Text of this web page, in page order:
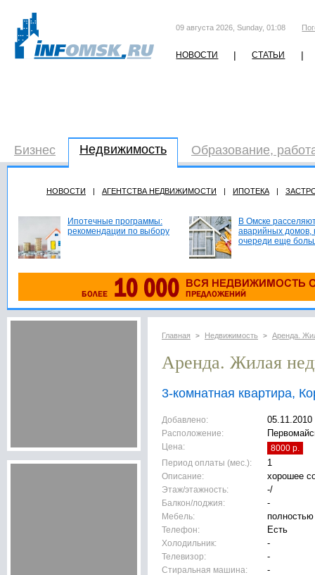
09 августа 2026, Sunday, 01:08
НОВОСТИ | СТАТЬИ |
Бизнес Недвижимость Образование,
НОВОСТИ | АГЕНТСТВА НЕДВИЖИМОСТИ | ИПОТЕКА |
Ипотечные программы:
рекомендации по выбору
В Омске
аварийных домов,
очереди еще
Главная > Недвижимость > Аренда.
Аренда. Жилая
3-комнатная квартира,
Добавлено:
05.11.2010
Расположение:
Цена:
8000 р.
Период оплаты (мес.):
1
Описание:
хорошее
Этаж/этажность:
-/
Балкон/лоджия:
-
Мебель:
полностью
Телефон:
Есть
Холодильник:
-
Телевизор:
-
Стиральная машина:
-